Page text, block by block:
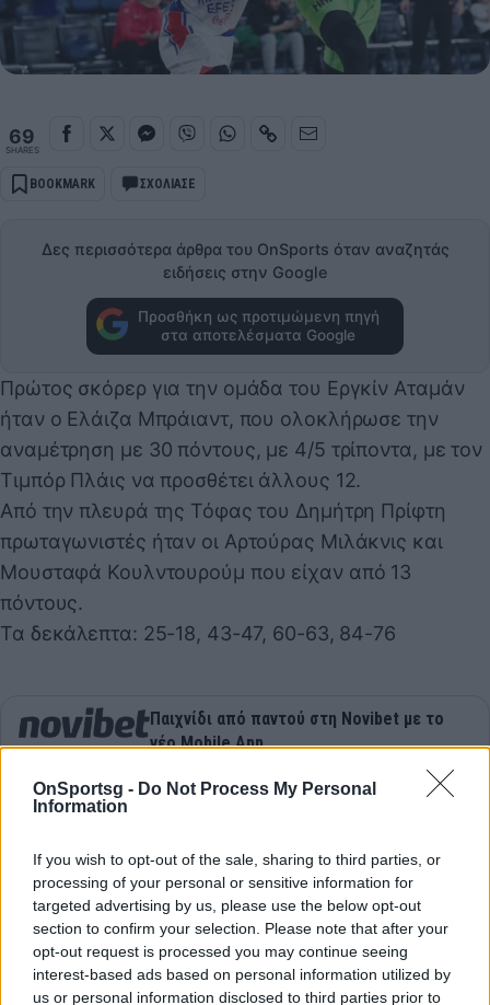
OnSportsg - Do Not Process My Personal
Information
If you wish to opt-out of the sale, sharing to third parties, or
processing of your personal or sensitive information for
targeted advertising by us, please use the below opt-out
section to confirm your selection. Please note that after your
opt-out request is processed you may continue seeing
interest-based ads based on personal information utilized by
us or personal information disclosed to third parties prior to
69
SHARES
BOOKMARK ΣΧΟΛΙΑΣΕ
Δες περισσότερα άρθρα του OnSports όταν αναζητάς
ειδήσεις στην Google
Προσθήκη ως προτιμώμενη πηγή
στα αποτελέσματα Google
Πρώτος σκόρερ για την ομάδα του Εργκίν Αταμάν
ήταν ο Ελάιζα Μπράιαντ, που ολοκλήρωσε την
αναμέτρηση με 30 πόντους, με 4/5 τρίποντα, με τον
Τιμπόρ Πλάις να προσθέτει άλλους 12.
Από την πλευρά της Τόφας του Δημήτρη Πρίφτη
πρωταγωνιστές ήταν οι Αρτούρας Μιλάκνις και
Μουσταφά Κουλντουρούμ που είχαν από 13
πόντους.
Τα δεκάλεπτα: 25-18, 43-47, 60-63, 84-76
Παιχνίδι από παντού στη Novibet με το
νέο Mobile App
SHARES
Αναντολού Εφές Euroleague Ευρωλίγκα
παναθηναικος μπασκετ Παναθηναϊκός